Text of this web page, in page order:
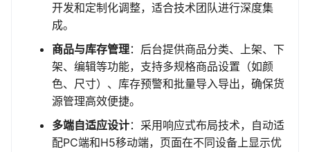
开发和定制化调整，适合技术团队进行深度集
成。
商品与库存管理：后台提供商品分类、上架、下
架、编辑等功能，支持多规格商品设置（如颜
色、尺寸）、库存预警和批量导入导出，确保货
源管理高效便捷。
多端自适应设计：采用响应式布局技术，自动适
配PC端和H5移动端，页面在不同设备上显示优